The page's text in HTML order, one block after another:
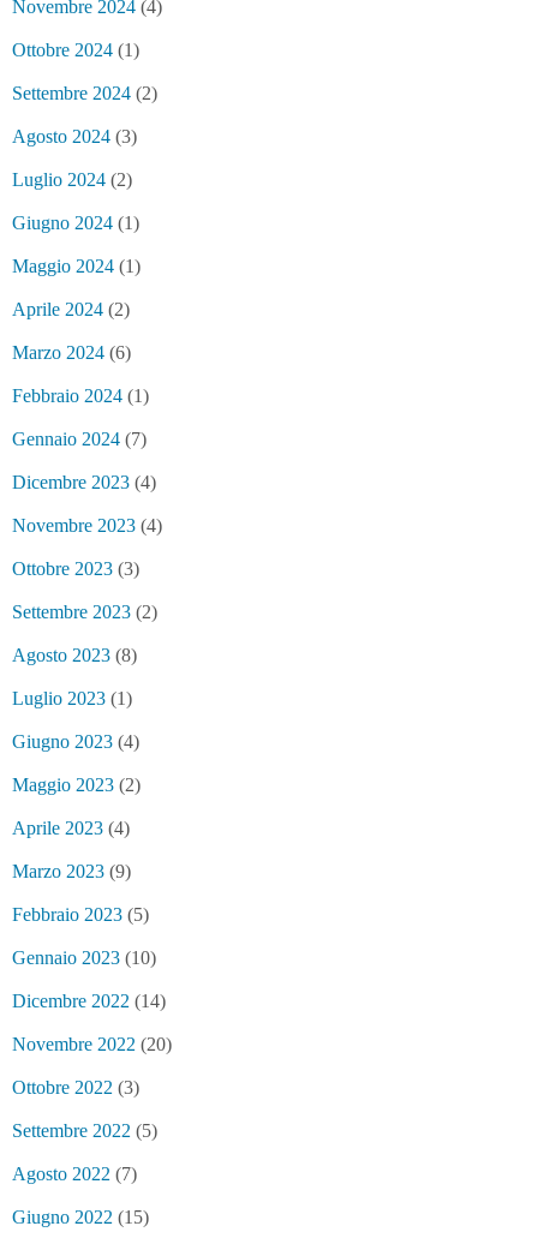
Novembre 2024 (4)
Ottobre 2024 (1)
Settembre 2024 (2)
Agosto 2024 (3)
Luglio 2024 (2)
Giugno 2024 (1)
Maggio 2024 (1)
Aprile 2024 (2)
Marzo 2024 (6)
Febbraio 2024 (1)
Gennaio 2024 (7)
Dicembre 2023 (4)
Novembre 2023 (4)
Ottobre 2023 (3)
Settembre 2023 (2)
Agosto 2023 (8)
Luglio 2023 (1)
Giugno 2023 (4)
Maggio 2023 (2)
Aprile 2023 (4)
Marzo 2023 (9)
Febbraio 2023 (5)
Gennaio 2023 (10)
Dicembre 2022 (14)
Novembre 2022 (20)
Ottobre 2022 (3)
Settembre 2022 (5)
Agosto 2022 (7)
Giugno 2022 (15)